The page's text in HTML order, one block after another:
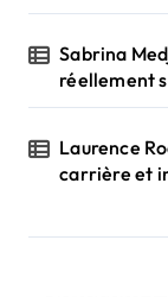
Sabrina
réellement
Laurence
carrière et